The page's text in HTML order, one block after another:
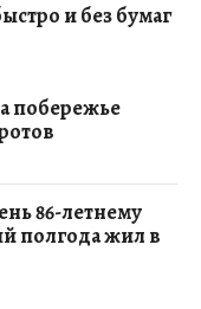
и без бумаг
побережье
86-летнему
полгода жил в